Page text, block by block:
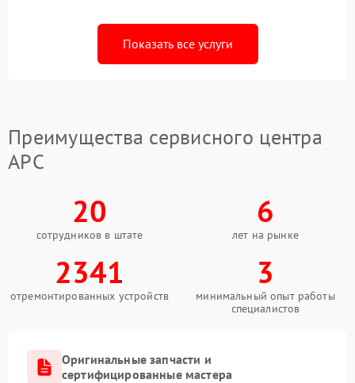
Показать все услуги
Преимущества сервисного центра
APC
20
сотрудников в штате
6
лет на рынке
2341
отремонтированных устройств
3
минимальный опыт работы
специалистов
Оригинальные запчасти и
сертифицированные мастера